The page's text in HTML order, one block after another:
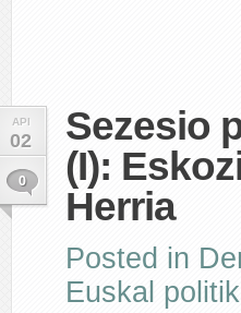
API
02
0
Sezesio
(I):
Herria
Posted in
Euskal